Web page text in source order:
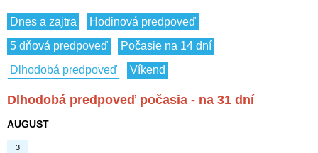
Dnes a zajtra
Hodinová predpoveď
5 dňová predpoveď
Počasie na 14 dní
Dlhodobá predpoveď
Víkend
Dlhodobá predpoveď počasia - na 31 dní
AUGUST
3